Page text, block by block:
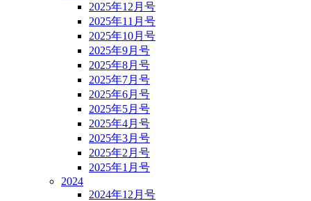
2025年12月号
2025年11月号
2025年10月号
2025年9月号
2025年8月号
2025年7月号
2025年6月号
2025年5月号
2025年4月号
2025年3月号
2025年2月号
2025年1月号
2024
2024年12月号